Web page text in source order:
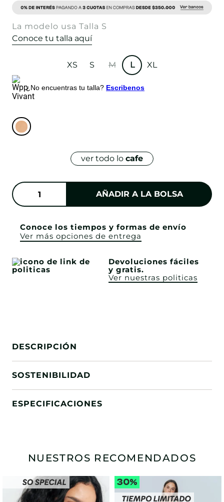
La modelo usa Talla S
Conoce tu talla aquí
XS S M L XL
¿No encuentras tu talla? Escribenos
ver todo lo cafe
AÑADIR A LA BOLSA
Conoce los tiempos y formas de envío
Ver más opciones de entrega
Devoluciones fáciles
y gratis.
Ver nuestras politicas
DESCRIPCIÓN
SOSTENIBILIDAD
ESPECIFICACIONES
NUESTROS RECOMENDADOS